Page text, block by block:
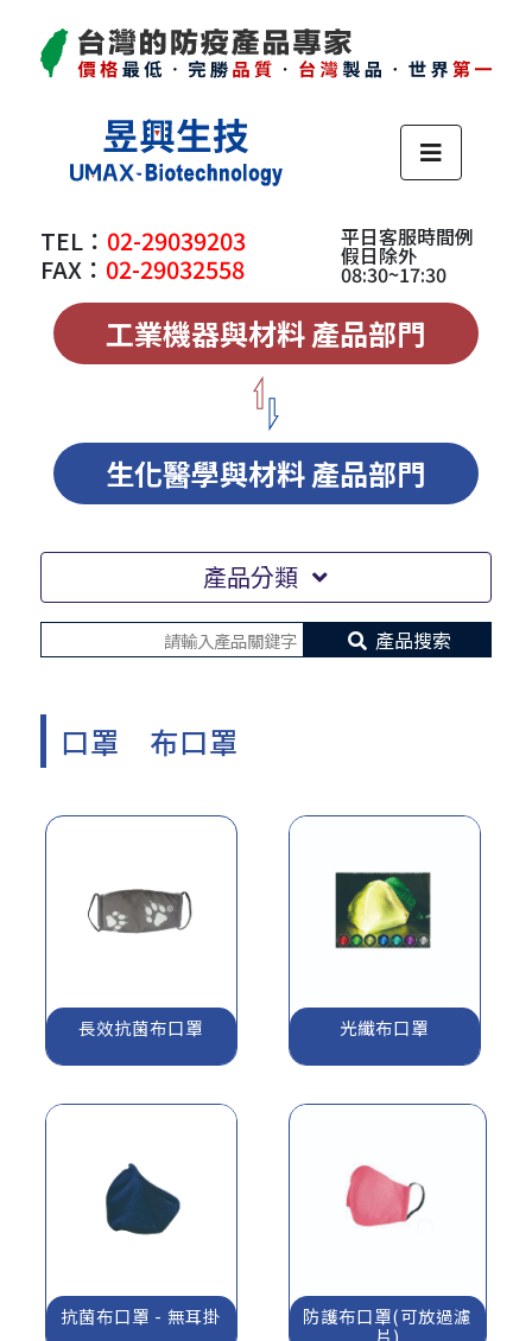
TEL： 02-29039203
FAX： 02-29032558
平日客服時間例
假日除外
08:30~17:30
工業機器與材料 產品部門
生化醫學與材料 產品部門
產品分類
產品搜索
口罩 布口罩
長效抗菌布口罩 光纖布口罩
抗菌布口罩 - 無耳掛
防護布口罩(可放過濾
片)